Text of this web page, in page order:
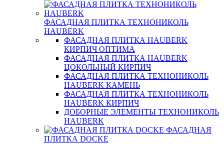
ФАСАДНАЯ ПЛИТКА ТЕХНОНИКОЛЬ
HAUBERK
ФАСАДНАЯ ПЛИТКА HAUBERK
КИРПИЧ ОПТИМА
ФАСАДНАЯ ПЛИТКА HAUBERK
ЦОКОЛЬНЫЙ КИРПИЧ
ФАСАДНАЯ ПЛИТКА ТЕХНОНИКОЛЬ
HAUBERK КАМЕНЬ
ФАСАДНАЯ ПЛИТКА ТЕХНОНИКОЛЬ
HAUBERK КИРПИЧ
ДОБОРНЫЕ ЭЛЕМЕНТЫ ТЕХНОНИКОЛЬ
HAUBERK
ФАСАДНАЯ
ПЛИТКА DOCKE